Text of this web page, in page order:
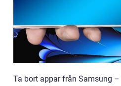
Ta bort appar från Samsung